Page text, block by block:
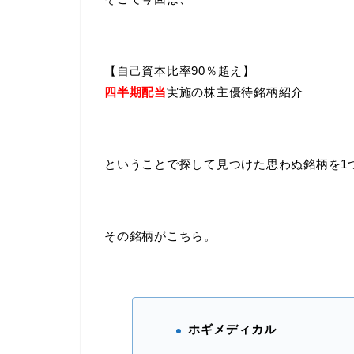
【自己資本比率90％超え】
四半期配当実施の株主優待銘柄紹介
ということで探して見つけた思わぬ銘柄を1
その銘柄がこちら。
ホギメディカル